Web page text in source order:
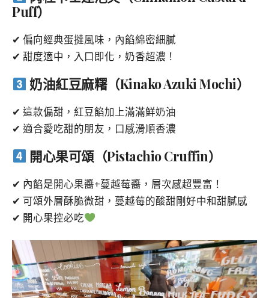
Puff）
✔ 偏向經典蛋撻風味，內餡綿密細膩
✔ 甜度適中，入口即化，奶香超濃！
奶油紅豆麻糬（Kinako Azuki Mochi）
✔ 這款偏甜，紅豆餡加上滿滿鮮奶油
✔ 適合愛吃甜的朋友，口感滑順香濃
開心果可頌（Pistachio Cruffin）
✔ 內餡是開心果醬+蔓越莓醬，層次感超豐富！
✔ 可頌外層酥脆微甜，蔓越莓的酸甜剛好中和甜膩感
✔ 開心果控必吃